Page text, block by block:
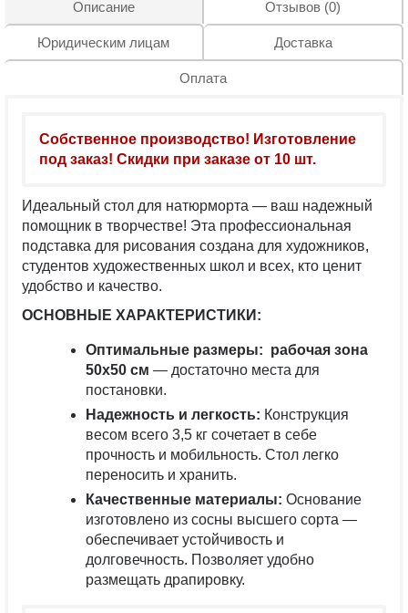
Описание Отзывов (0)
Юридическим лицам Доставка
Оплата
Собственное производство! Изготовление
под заказ! Скидки при заказе от 10 шт.
Идеальный стол для натюрморта — ваш надежный
помощник в творчестве! Эта профессиональная
подставка для рисования создана для художников,
студентов художественных школ и всех, кто ценит
удобство и качество.
ОСНОВНЫЕ ХАРАКТЕРИСТИКИ:
Оптимальные размеры: рабочая зона
50х50 см — достаточно места для
постановки.
Надежность и легкость: Конструкция
весом всего 3,5 кг сочетает в себе
прочность и мобильность. Стол легко
переносить и хранить.
Качественные материалы: Основание
изготовлено из сосны высшего сорта —
обеспечивает устойчивость и
долговечность. Позволяет удобно
размещать драпировку.